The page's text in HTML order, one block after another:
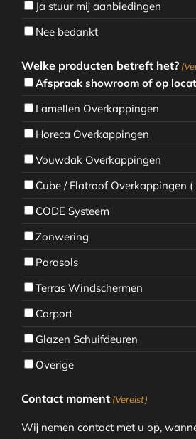
Ja stuur mij aanbiedingen
Nee bedankt
Welke producten betreft het?
Afspraak showroom of op
Lamellen Overkappingen
Horeca Overkappingen
Vouwdak Overkappingen
Cube / Flatroof Overkappingen
CODE Systeem
Zonwering
Parasols
Terras Windschermen
Carport
Glazen Schuifdeuren
Overige
Contact moment (Vereist)
Wij nemen contact met u op,